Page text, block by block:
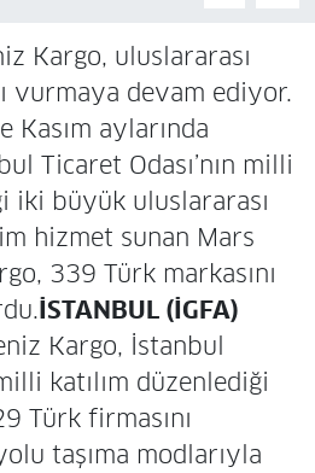
Kargo, uluslararası
vurmaya devam ediyor.
Kasım aylarında
Ticaret Odası’nın milli
iki büyük uluslararası
hizmet sunan Mars
339 Türk markasını
İSTANBUL (İGFA)
Kargo, İstanbul
katılım düzenlediği
Türk firmasını
taşıma modlarıyla